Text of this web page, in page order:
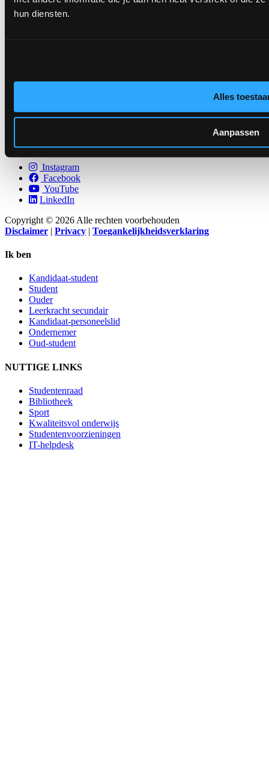
hun diensten.
Alles
Aanpassen
Eric Verbeiren
Volg ons op sociale media
Instagram
Facebook
YouTube
LinkedIn
Copyright © 2026 Alle rechten voorbehouden
Disclaimer | Privacy | Toegankelijkheidsverklaring
Ik ben
Kandidaat-student
Student
Ouder
Leerkracht secundair
Kandidaat-personeelslid
Ondernemer
Oud-student
NUTTIGE LINKS
Studentenraad
Bibliotheek
Sport
Kwaliteitsvol onderwijs
Studentenvoorzieningen
IT-helpdesk